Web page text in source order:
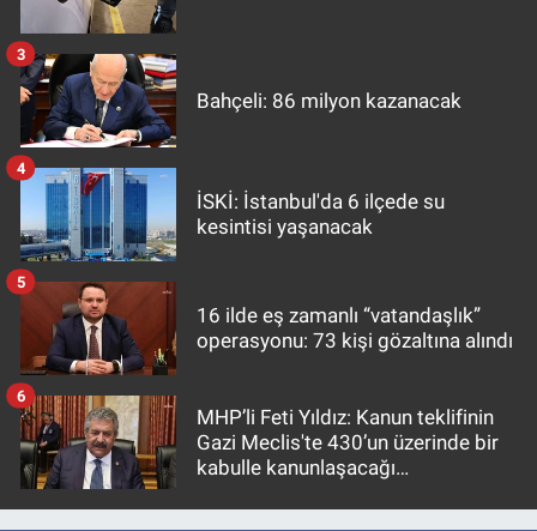
Bahçeli: 86 milyon kazanacak
3
İSKİ: İstanbul'da 6 ilçede su
kesintisi yaşanacak
4
16 ilde eş zamanlı “vatandaşlık”
operasyonu: 73 kişi gözaltına alındı
5
MHP’li Feti Yıldız: Kanun teklifinin
Gazi Meclis'te 430’un üzerinde bir
kabulle kanunlaşacağı
6